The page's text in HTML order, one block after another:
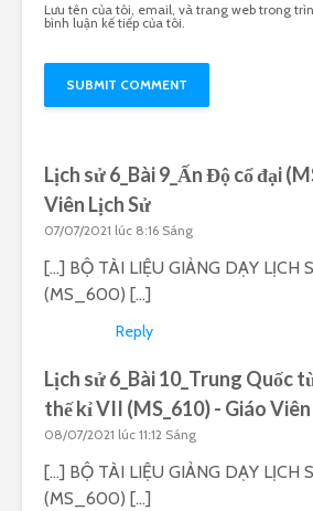
Lưu tên của tôi, email, và trang web trong
bình luận kế tiếp của tôi.
Lịch sử 6_Bài 9_Ấn Độ cổ đại
Viên Lịch Sử
07/07/2021 lúc 8:16 Sáng
[…] BỘ TÀI LIỆU GIẢNG DẠY LỊCH
(MS_600) […]
Reply
Lịch sử 6_Bài 10_Trung Quốc
thế kỉ VII (MS_610) - Giáo
08/07/2021 lúc 11:12 Sáng
[…] BỘ TÀI LIỆU GIẢNG DẠY LỊCH
(MS_600) […]